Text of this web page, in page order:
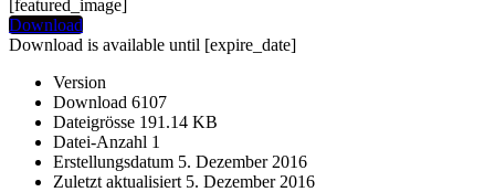
[featured_image]
Download
Download is available until [expire_date]
Version
Download 6107
Dateigrösse 191.14 KB
Datei-Anzahl 1
Erstellungsdatum 5. Dezember 2016
Zuletzt aktualisiert 5. Dezember 2016